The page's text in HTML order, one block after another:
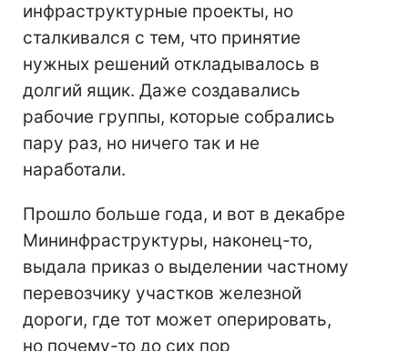
инфраструктурные проекты, но
сталкивался с тем, что принятие
нужных решений откладывалось в
долгий ящик. Даже создавались
рабочие группы, которые собрались
пару раз, но ничего так и не
наработали.
Прошло больше года, и вот в декабре
Мининфраструктуры, наконец-то,
выдала приказ о выделении частному
перевозчику участков железной
дороги, где тот может оперировать,
но почему-то до сих пор